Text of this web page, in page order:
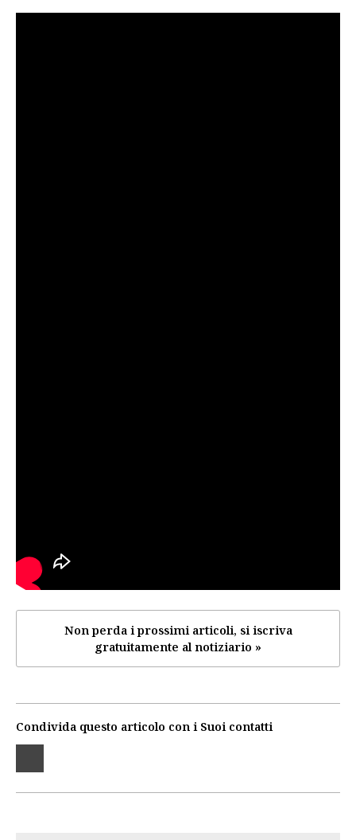
Non perda i prossimi articoli, si iscriva
gratuitamente al notiziario »
Condivida questo articolo con i Suoi contatti